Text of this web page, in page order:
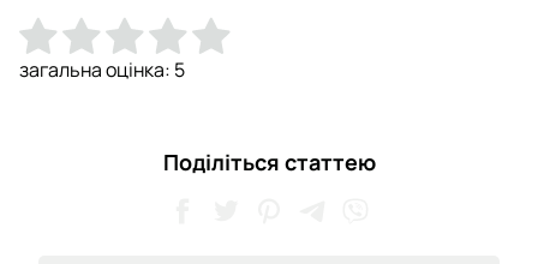
загальна оцінка: 5
Поділіться статтею